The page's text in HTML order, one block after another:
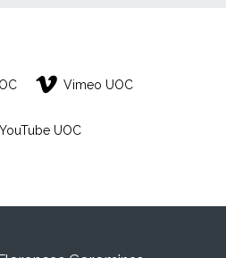
Vimeo UOC
YouTube UOC